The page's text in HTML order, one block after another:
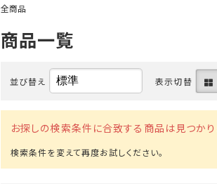
全商品
商品一覧
並び替え 表示切替
お探しの検索条件に合致する商品は見つかり